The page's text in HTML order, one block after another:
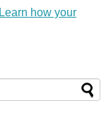
Learn how your